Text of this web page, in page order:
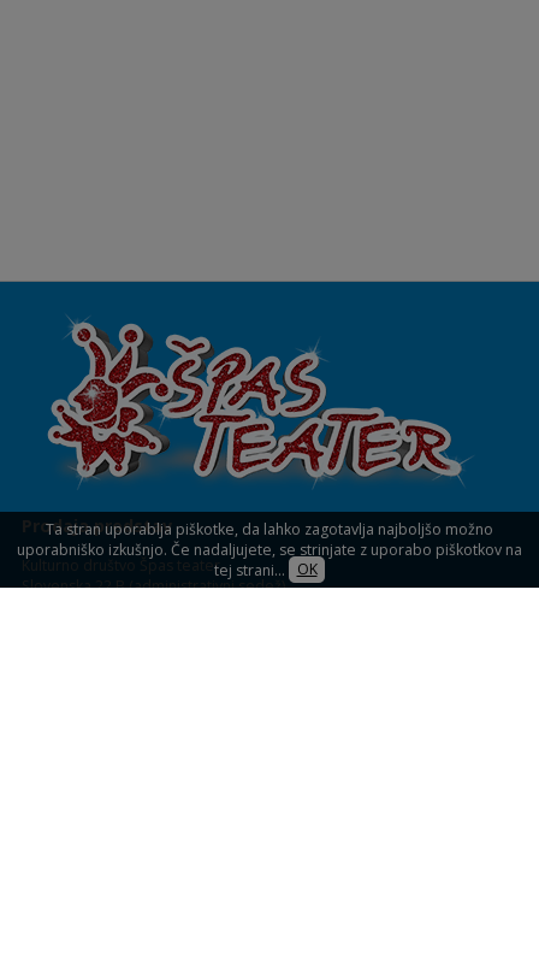
Prodaja predstav
Kulturno društvo Špas teater
Slovenska 22 B (administrativni sedež)
Ta stran uporablja piškotke, da lahko zagotavlja najboljšo možno
uporabniško izkušnjo. Če nadaljujete, se strinjate z uporabo piškotkov na
tej strani...
OK